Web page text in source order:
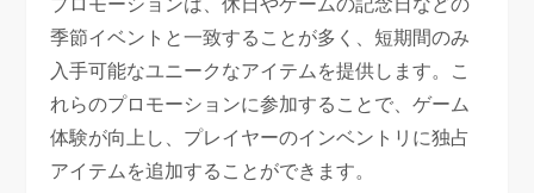
季節イベントと一致することが多く、短期間のみ
入手可能なユニークなアイテムを提供します。こ
れらのプロモーションに参加することで、ゲーム
体験が向上し、プレイヤーのインベントリに独占
アイテムを追加することができます。